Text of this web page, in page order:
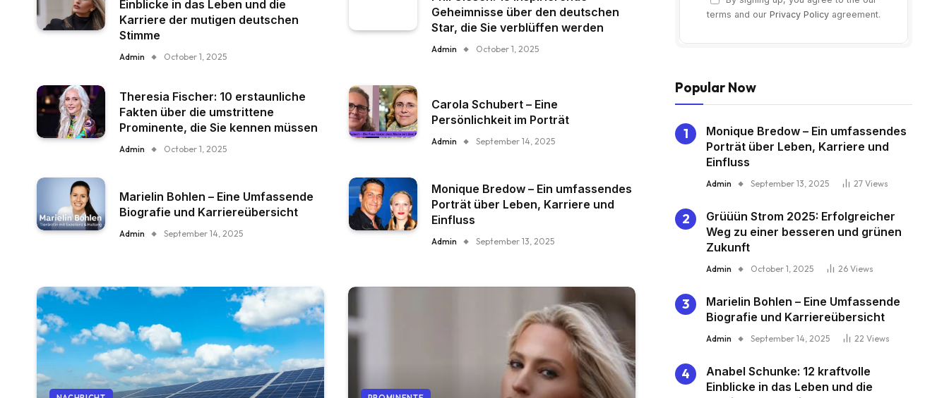
Einblicke in das Leben und die
Karriere der mutigen deutschen
Stimme
Admin October 1, 2025
Geheimnisse über den deutschen
Star, die Sie verblüffen werden
Admin October 1, 2025
Theresia Fischer: 10 erstaunliche
Fakten über die umstrittene
Prominente, die Sie kennen müssen
Admin October 1, 2025
Carola Schubert – Eine
Persönlichkeit im Porträt
Admin September 14, 2025
Marielin Bohlen – Eine Umfassende
Biografie und Karriereübersicht
Admin September 14, 2025
Monique Bredow – Ein umfassendes
Porträt über Leben, Karriere und
Einfluss
Admin September 13, 2025
terms and our Privacy Policy agreement.
Popular Now
Monique Bredow – Ein umfassendes
Porträt über Leben, Karriere und
Einfluss
Admin September 13, 2025 27 Views
Grüüün Strom 2025: Erfolgreicher
Weg zu einer besseren und grünen
Zukunft
Admin October 1, 2025 26 Views
Marielin Bohlen – Eine Umfassende
Biografie und Karriereübersicht
Admin September 14, 2025 22 Views
Anabel Schunke: 12 kraftvolle
Einblicke in das Leben und die